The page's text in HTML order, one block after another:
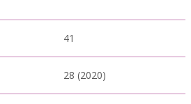
41
28 (2020)